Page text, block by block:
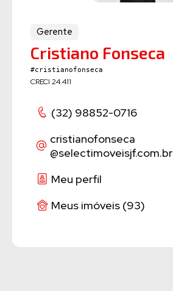
Gerente
Cristiano Fonseca
#cristianofonseca
CRECI 24.411
(32) 98852-0716
cristianofonseca
@selectimoveisjf.com.br
Meu perfil
Meus imóveis (93)